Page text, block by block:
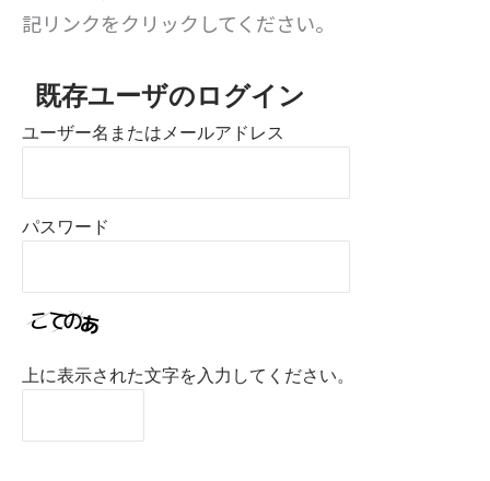
記リンクをクリックしてください。
既存ユーザのログイン
ユーザー名またはメールアドレス
パスワード
上に表示された文字を入力してください。